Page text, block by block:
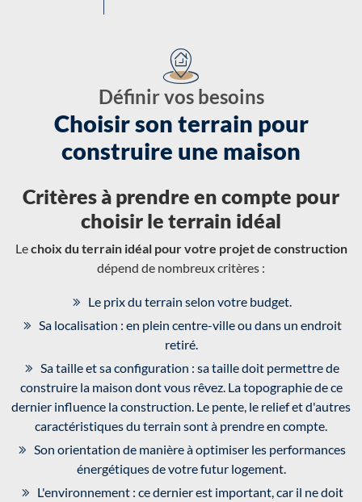
Définir vos besoins
Choisir son terrain pour
construire une maison
Critères à prendre en compte pour
choisir le terrain idéal
Lechoix du terrain idéal pour votre projet de construction
dépend de nombreux critères :
Le prix du terrain selon votre budget.
Sa localisation : en plein centre-ville ou dans un endroit
retiré.
Sa taille et sa configuration : sa taille doit permettre de
construire la maison dont vous rêvez. La topographie de ce
dernier influence la construction. Le pente, le relief et d'autres
caractéristiques du terrain sont à prendre en compte.
Son orientation de manière à optimiser les performances
énergétiques de votre futur logement.
L'environnement : ce dernier est important, car il ne doit